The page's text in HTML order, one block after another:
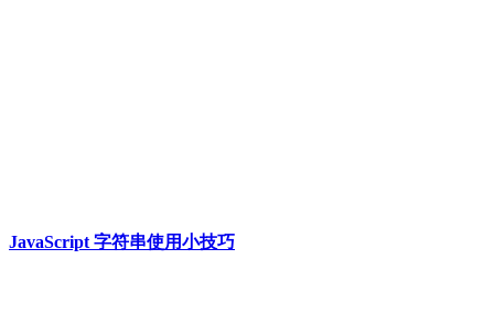
JavaScript 字符串使用小技巧